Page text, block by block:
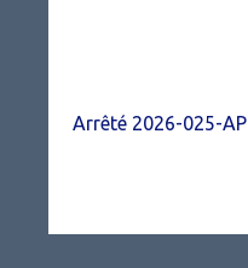
Arrêté 2026-025-AP